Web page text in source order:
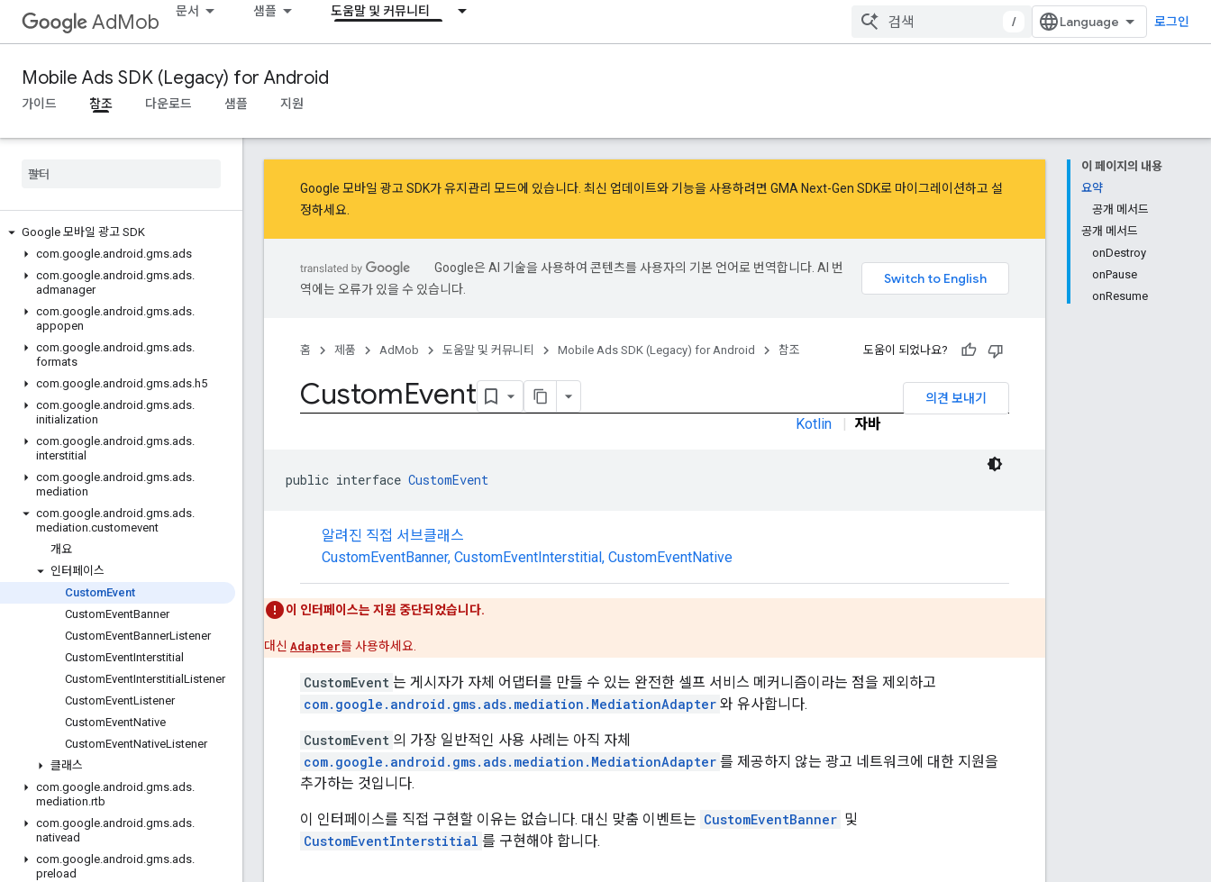
AdMob 문서 샘플 도움말 및 커뮤니티
/ 로그인
Mobile Ads SDK (Legacy) for Android
가이드 참조 다운로드 샘플 지원
Google 모바일 광고 SDK
com.google.android .gms.ads
com.google.android .gms.ads.
admanager
com.google.android .gms.ads.
appopen
com.google.android .gms.ads.
formats
com.google.android .gms.ads.h5
com.google.android .gms.ads.
initialization
com.google.android .gms.ads.
interstitial
com.google.android .gms.ads.
mediation
com.google.android .gms.ads.
mediation.customevent
개요
인터페이스
CustomEvent
CustomEventBanner
CustomEventBannerListener
CustomEventInterstitial
CustomEventInterstitial Listener
CustomEventListener
CustomEventNative
CustomEventNativeListener
클래스
com.google.android .gms.ads.
mediation.rtb
com.google.android .gms.ads.
nativead
com.google.android .gms.ads.
preload
이 페이지의 내용
요약
공개 메서드
공개 메서드
onDestroy
onPause
onResume
Google 모바일 광고 SDK가 유지관리 모드에 있습니다. 최신 업데이트와 기능을 사용하려면 GMA Next-Gen SDK로 마이그레이션하고 설
정하세요.
Google은 AI 기술을 사용하여 콘텐츠를 사용자의 기본 언어로 번역합니다. AI 번
역에는 오류가 있을 수 있습니다.
홈 제품 AdMob 도움말 및 커뮤니티 Mobile Ads SDK (Legacy) for Android 참조 도움이 되었나요?
의견 보내기
CustomEvent
Kotlin | 자바
public interface CustomEvent
알려진 직접 서브클래스
CustomEventBanner, CustomEventInterstitial, CustomEventNative
이 인터페이스는 지원 중단되었습니다.
대신 Adapter를 사용하세요.
CustomEvent 는 게시자가 자체 어댑터를 만들 수 있는 완전한 셀프 서비스 메커니즘이라는 점을 제외하고
com.google.android.gms.ads.mediation.MediationAdapter 와 유사합니다.
CustomEvent 의 가장 일반적인 사용 사례는 아직 자체
com.google.android.gms.ads.mediation.MediationAdapter 를 제공하지 않는 광고 네트워크에 대한 지원을
추가하는 것입니다.
이 인터페이스를 직접 구현할 이유는 없습니다. 대신 맞춤 이벤트는 CustomEventBanner 및
CustomEventInterstitial 를 구현해야 합니다.